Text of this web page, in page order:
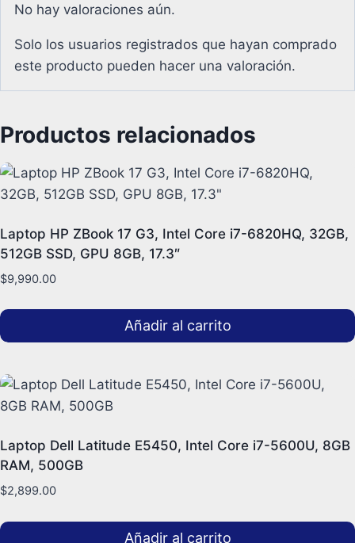
No hay valoraciones aún.
Solo los usuarios registrados que hayan comprado
este producto pueden hacer una valoración.
Productos relacionados
Laptop HP ZBook 17 G3, Intel Core i7-6820HQ, 32GB,
512GB SSD, GPU 8GB, 17.3″
$9,990.00
Añadir al carrito
Laptop Dell Latitude E5450, Intel Core i7-5600U, 8GB
RAM, 500GB
$2,899.00
Añadir al carrito